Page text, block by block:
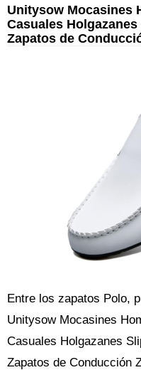
Unitysow Mocasines
Casuales
Zapatos de
Entre los zapatos Polo,
Unitysow Mocasines
Casuales Holgazanes
Zapatos de Conducción